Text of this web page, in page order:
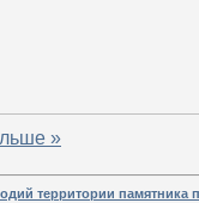
»
территории памятника